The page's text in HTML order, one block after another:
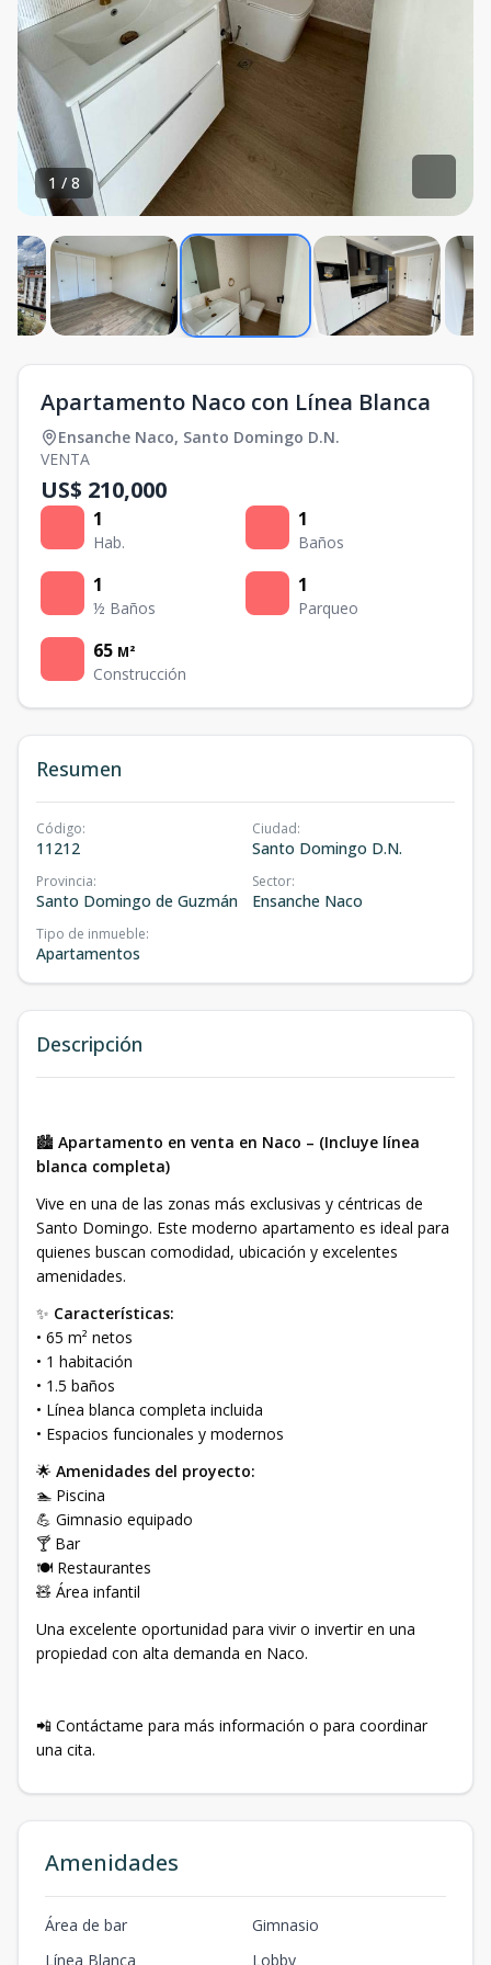
1 / 8
Apartamento Naco con Línea Blanca
Ensanche Naco, Santo Domingo D.N.
VENTA
US$ 210,000
1
Hab.
1
Baños
1
½ Baños
1
Parqueo
65 M²
Construcción
Resumen
Código:
11212
Ciudad:
Santo Domingo D.N.
Provincia:
Santo Domingo de Guzmán
Sector:
Ensanche Naco
Tipo de inmueble:
Apartamentos
Descripción
🏙️ Apartamento en venta en Naco – (Incluye línea
blanca completa)
Vive en una de las zonas más exclusivas y céntricas de
Santo Domingo. Este moderno apartamento es ideal para
quienes buscan comodidad, ubicación y excelentes
amenidades.
✨ Características:
• 65 m² netos
• 1 habitación
• 1.5 baños
• Línea blanca completa incluida
• Espacios funcionales y modernos
🌟 Amenidades del proyecto:
🏊 Piscina
💪 Gimnasio equipado
🍸 Bar
🍽️ Restaurantes
🧸 Área infantil
Una excelente oportunidad para vivir o invertir en una
propiedad con alta demanda en Naco.
📲 Contáctame para más información o para coordinar
una cita.
Amenidades
Área de bar
Gimnasio
Línea Blanca
Lobby